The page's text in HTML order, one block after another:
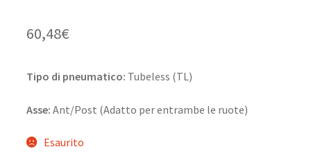
60,48€
Tipo di pneumatico: Tubeless (TL)
Asse: Ant/Post (Adatto per entrambe le ruote)
Esaurito